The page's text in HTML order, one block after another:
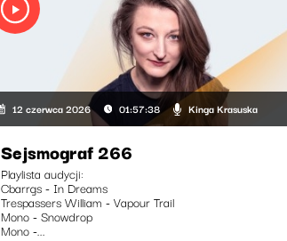
12 czerwca 2026 01:57:38 Kinga Krasuska
Sejsmograf 266
Playlista audycji:
Cbarrgs - In Dreams
Trespassers William - Vapour Trail
Mono - Snowdrop
Mono -...